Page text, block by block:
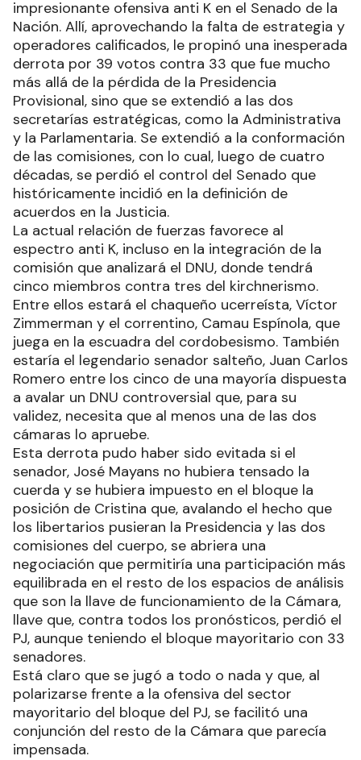
impresionante ofensiva anti K en el Senado de la
Nación. Allí, aprovechando la falta de estrategia y
operadores calificados, le propinó una inesperada
derrota por 39 votos contra 33 que fue mucho
más allá de la pérdida de la Presidencia
Provisional, sino que se extendió a las dos
secretarías estratégicas, como la Administrativa
y la Parlamentaria. Se extendió a la conformación
de las comisiones, con lo cual, luego de cuatro
décadas, se perdió el control del Senado que
históricamente incidió en la definición de
acuerdos en la Justicia.
La actual relación de fuerzas favorece al
espectro anti K, incluso en la integración de la
comisión que analizará el DNU, donde tendrá
cinco miembros contra tres del kirchnerismo.
Entre ellos estará el chaqueño ucerreísta, Víctor
Zimmerman y el correntino, Camau Espínola, que
juega en la escuadra del cordobesismo. También
estaría el legendario senador salteño, Juan Carlos
Romero entre los cinco de una mayoría dispuesta
a avalar un DNU controversial que, para su
validez, necesita que al menos una de las dos
cámaras lo apruebe.
Esta derrota pudo haber sido evitada si el
senador, José Mayans no hubiera tensado la
cuerda y se hubiera impuesto en el bloque la
posición de Cristina que, avalando el hecho que
los libertarios pusieran la Presidencia y las dos
comisiones del cuerpo, se abriera una
negociación que permitiría una participación más
equilibrada en el resto de los espacios de análisis
que son la llave de funcionamiento de la Cámara,
llave que, contra todos los pronósticos, perdió el
PJ, aunque teniendo el bloque mayoritario con 33
senadores.
Está claro que se jugó a todo o nada y que, al
polarizarse frente a la ofensiva del sector
mayoritario del bloque del PJ, se facilitó una
conjunción del resto de la Cámara que parecía
impensada.